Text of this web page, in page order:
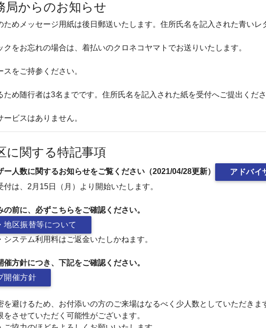
局からのお知らせ
ためメッセージ用紙は後日郵送いたします。住所氏名を記入された青いレ
クをお忘れの場合は、着払いのクロネコヤマトでお送りいたします。
スをご持参ください。
ため随行者は3名までです。住所氏名を記入された紙を受付へご提出くださ
ービスはありません。
に関する特記事項
ー人数に関するお知らせをご覧ください（2021/04/28更新）
アドバイ
付は、2月15日（月）より開始いたします。
の前に、必ずこちらをご確認ください。
地区振替等について
システム利用料はご返金いたしかねます。
催方針につき、下記をご確認ください。
開催方針
を避けるため、お付添いの方のご来場はなるべく少人数としていただき
をさせていただく可能性がございます。